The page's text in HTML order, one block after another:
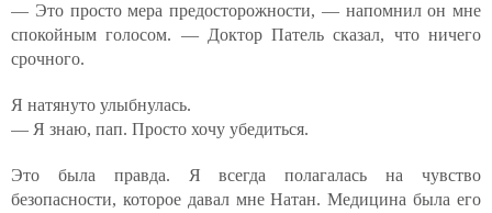
— Это просто мера предосторожности, — напомнил он мне
спокойным голосом. — Доктор Патель сказал, что ничего
срочного.
Я натянуто улыбнулась.
— Я знаю, пап. Просто хочу убедиться.
Это была правда. Я всегда полагалась на чувство
безопасности, которое давал мне Натан. Медицина была его